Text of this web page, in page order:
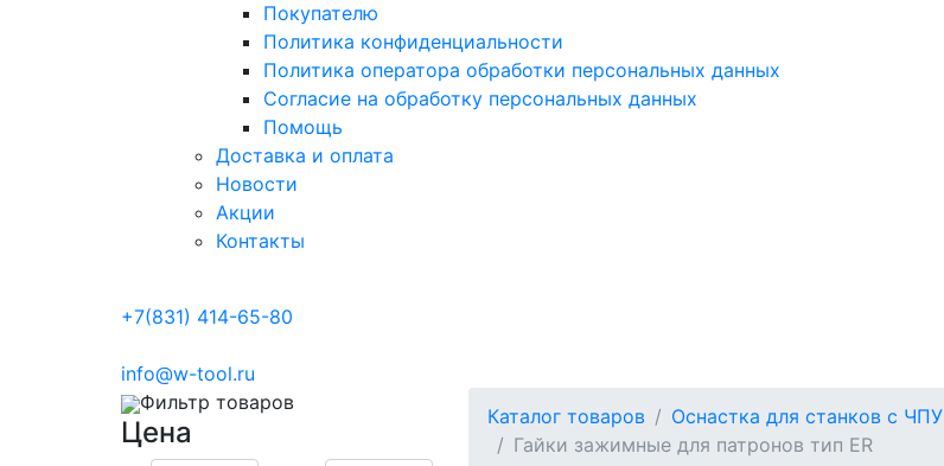
Покупателю
Политика конфиденциальности
Политика оператора обработки персональных данных
Согласие на обработку персональных данных
Помощь
Доставка и оплата
Новости
Акции
Контакты
+7(831) 414-65-80
info@w-tool.ru
Фильтр товаров
Цена Каталог товаров
Оснастка для станков с ЧПУ
Гайки зажимные для патронов тип ER